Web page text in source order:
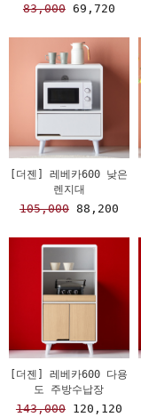
83,00069,720
[더젠] 레베카600 낮은
렌지대
105,00088,200
[더젠] 레베카600 다용
도 주방수납장
143,000120,120